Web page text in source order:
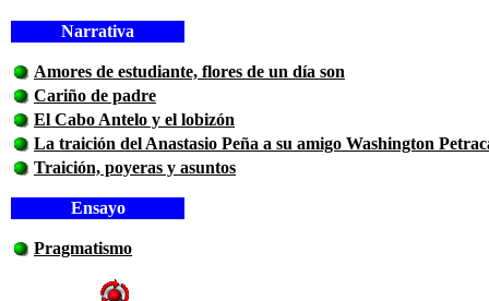
Narrativa
Amores de estudiante, flores de un día son
Cariño de padre
El Cabo Antelo y el lobizón
La traición del Anastasio Peña a su amigo Washington
Traición, poyeras y asuntos
Ensayo
Pragmatismo